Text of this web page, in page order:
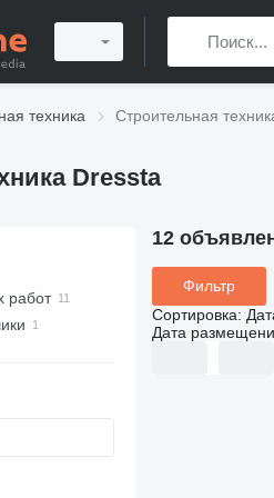
техника Строительная
Dressta
работ
12
Фильтр
Сортировка:
Дата